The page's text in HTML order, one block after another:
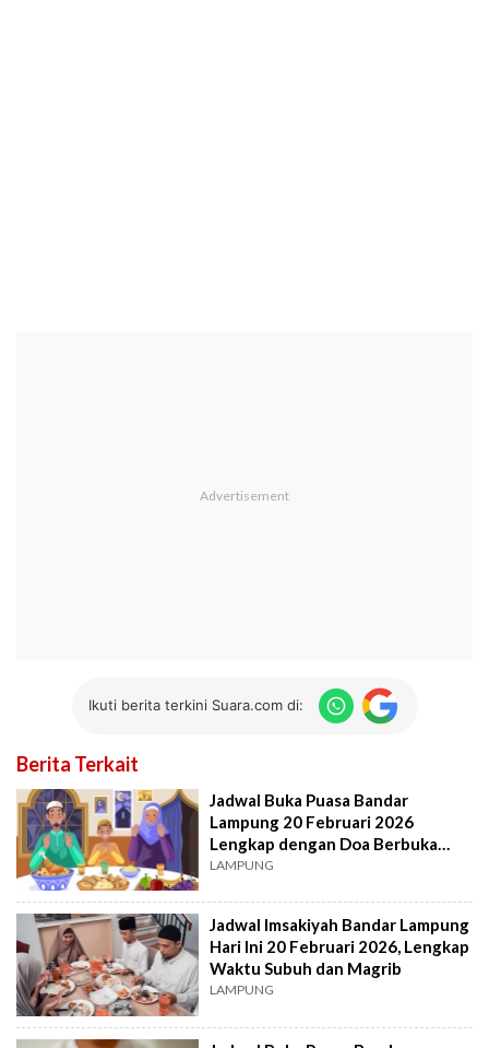
Ikuti berita terkini Suara.com di:
Berita Terkait
Jadwal Buka Puasa Bandar
Lampung 20 Februari 2026
Lengkap dengan Doa Berbuka
Hari Ini
LAMPUNG
Jadwal Imsakiyah Bandar Lampung
Hari Ini 20 Februari 2026, Lengkap
Waktu Subuh dan Magrib
LAMPUNG